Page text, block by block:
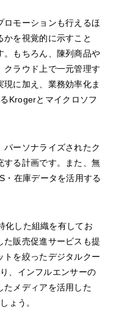
ロモーションも行えるほ
を視覚的に示すこと
。もちろん、陳列商品や
クラウド上で一元管理す
に加え、業務効率化ま
Krogerとマイクロソフ
ーソナライズされたク
する計画です。また、無
・在庫データを活用する
化した組織を有してお
た販売促進サービスも提
トを絞ったデジタルクー
、インフルエンサーの
たメディアを活用した
ょう。